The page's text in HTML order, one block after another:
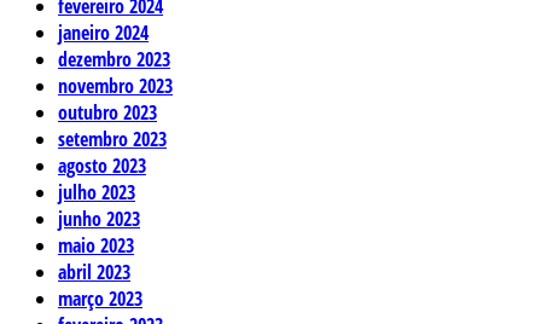
fevereiro 2024
janeiro 2024
dezembro 2023
novembro 2023
outubro 2023
setembro 2023
agosto 2023
julho 2023
junho 2023
maio 2023
abril 2023
março 2023